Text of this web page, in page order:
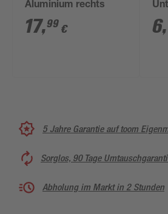
Aluminium rechts
17,99 € 6,
5 Jahre Garantie auf toom
Sorglos, 90 Tage
Abholung im Markt in 2 Stunden